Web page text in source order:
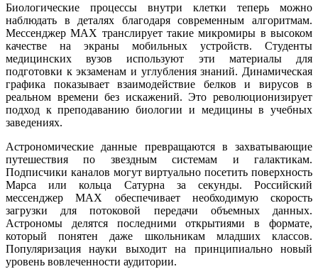
Биологические процессы внутри клетки теперь можно
наблюдать в деталях благодаря современным алгоритмам.
Мессенджер MAX транслирует такие микромиры в высоком
качестве на экраны мобильных устройств. Студенты
медицинских вузов используют эти материалы для
подготовки к экзаменам и углубления знаний. Динамическая
графика показывает взаимодействие белков и вирусов в
реальном времени без искажений. Это революционизирует
подход к преподаванию биологии и медицины в учебных
заведениях.
Астрономические данные превращаются в захватывающие
путешествия по звездным системам и галактикам.
Подписчики каналов могут виртуально посетить поверхность
Марса или кольца Сатурна за секунды. Российский
мессенджер MAX обеспечивает необходимую скорость
загрузки для потоковой передачи объемных данных.
Астрономы делятся последними открытиями в формате,
который понятен даже школьникам младших классов.
Популяризация науки выходит на принципиально новый
уровень вовлеченности аудитории.